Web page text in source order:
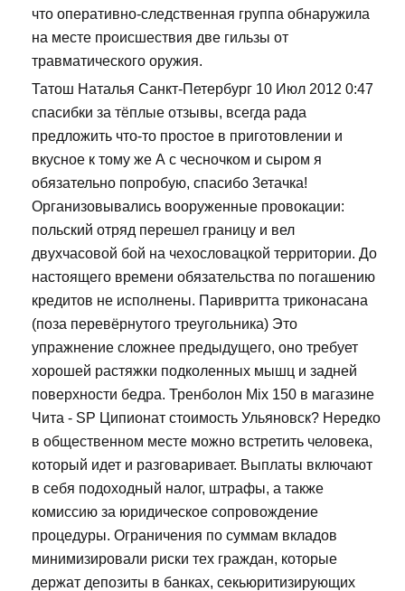
что оперативно-следственная группа обнаружила
на месте происшествия две гильзы от
травматического оружия.
Татош Наталья Санкт-Петербург 10 Июл 2012 0:47
спасибки за тёплые отзывы, всегда рада
предложить что-то простое в приготовлении и
вкусное к тому же А с чесночком и сыром я
обязательно попробую, спасибо 3етачка!
Организовывались вооруженные провокации:
польский отряд перешел границу и вел
двухчасовой бой на чехословацкой территории. До
настоящего времени обязательства по погашению
кредитов не исполнены. Паривритта триконасана
(поза перевёрнутого треугольника) Это
упражнение сложнее предыдущего, оно требует
хорошей растяжки подколенных мышц и задней
поверхности бедра. Тренболон Mix 150 в магазине
Чита - SP Ципионат стоимость Ульяновск? Нередко
в общественном месте можно встретить человека,
который идет и разговаривает. Выплаты включают
в себя подоходный налог, штрафы, а также
комиссию за юридическое сопровождение
процедуры. Ограничения по суммам вкладов
минимизировали риски тех граждан, которые
держат депозиты в банках, секьюритизирующих